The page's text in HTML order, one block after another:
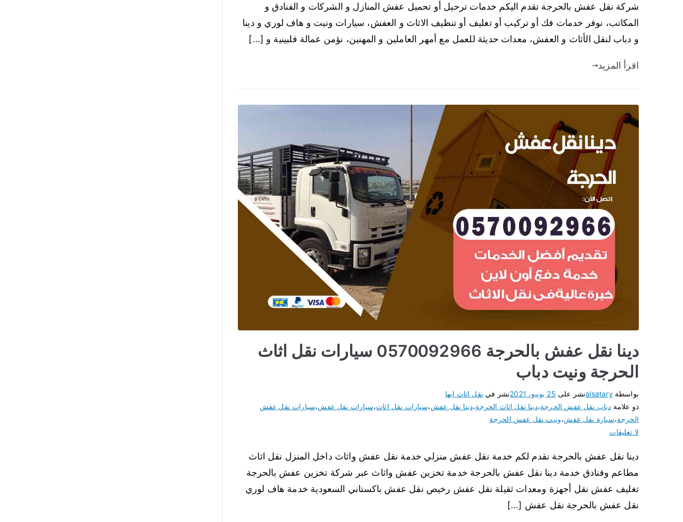
شركة نقل عفش بالحرجة تقدم اليكم خدمات ترحيل أو تحميل عفش المنازل و الشركات و الفنادق و
المكاتب، نوفر خدمات فك أو تركيب أو تغليف أو تنظيف الاثاث و العفش، سيارات ونيت و هاف لوري و دينا
و دباب لنقل الأثاث و العفش، معدات حديثة للعمل مع أمهر العاملين و المهنين، نؤمن عمالة فلبينية و […]
اقرأ المزيد
دينا نقل عفش بالحرجة 0570092966 سيارات نقل اثاث
الحرجة ونيت دباب
بواسطةalsataryنشر على 25 يونيو، 2021 نشر في نقل اثاث ابها
ذو علامة دباب نقل عفش الحرجة،دينا نقل اثاث الحرجة،دينا نقل عفش،سيارات نقل اثاث،سيارات نقل عفش،سيارات نقل عفش
الحرجة،سيارة نقل عفش،ونيت نقل عفش الحرجة
لا تعليقات
دينا نقل عفش بالحرجة نقدم لكم خدمة نقل عفش منزلي خدمة نقل عفش واثاث داخل المنزل نقل اثاث
مطاعم وفنادق خدمة دينا نقل عفش بالحرجة خدمة تخزين عفش واثاث عبر شركة تخزين عفش بالحرجة
تغليف عفش نقل أجهزة ومعدات ثقيلة نقل عفش رخيص نقل عفش باكستاني السعودية خدمة هاف لوري
نقل عفش بالحرجة نقل عفش […]